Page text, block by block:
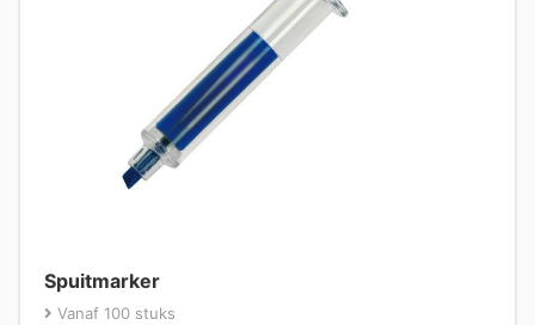
Spuitmarker
Vanaf 100 stuks